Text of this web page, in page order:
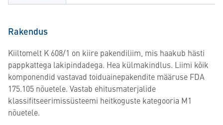
Rakendus
Kiiltomelt K 608/1 on kiire pakendiliim, mis haakub hästi
pappkattega lakipindadega. Hea külmakindlus. Liimi kõik
komponendid vastavad toiduainepakendite määruse FDA
175.105 nõuetele. Vastab ehitusmaterjalide
klassifitseerimissüsteemi heitkoguste kategooria M1
nõuetele.